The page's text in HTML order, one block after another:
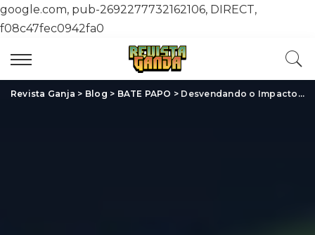
google.com, pub-2692277732162106, DIRECT,
f08c47fec0942fa0
Revista Ganja > Blog > BATE PAPO > Desvendando o Impacto da Cannabis: Revolução Industrial e Medicinal